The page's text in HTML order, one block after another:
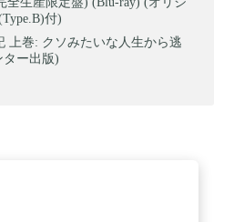
付)
上巻: クソみたいな人生から逃
ター出版)